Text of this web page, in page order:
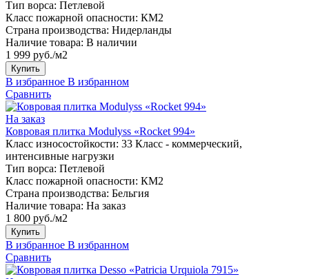
Тип ворса: Петлевой
Класс пожарной опасности: КМ2
Страна производства: Нидерланды
Наличие товара: В наличии
1 999 руб./м2
Купить
В избранное В избранном
Сравнить
На заказ
Ковровая плитка Modulyss «Rocket 994»
Класс износостойкости: 33 Класс - коммерческий,
интенсивные нагрузки
Тип ворса: Петлевой
Класс пожарной опасности: КМ2
Страна производства: Бельгия
Наличие товара: На заказ
1 800 руб./м2
Купить
В избранное В избранном
Сравнить